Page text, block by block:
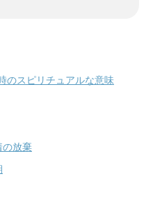
のスピリチュアルな意味
の放棄